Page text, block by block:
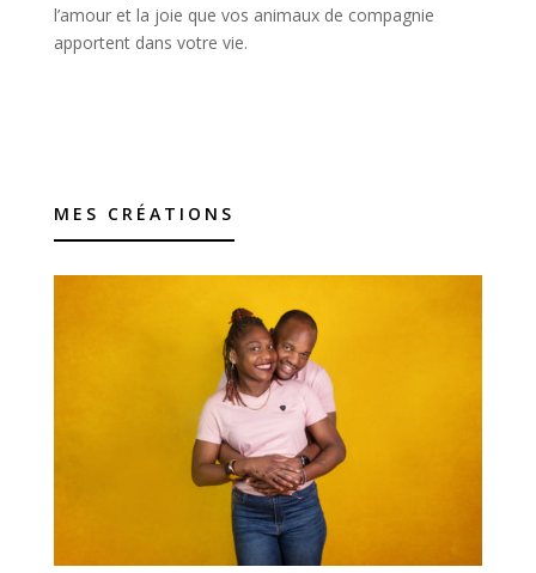
l’amour et la joie que vos animaux de compagnie
apportent dans votre vie.
MES CRÉATIONS